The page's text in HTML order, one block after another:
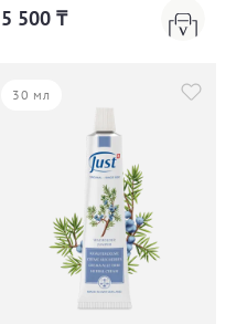
5 500 ₸
30 мл